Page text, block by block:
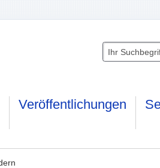
Veröffentlichungen